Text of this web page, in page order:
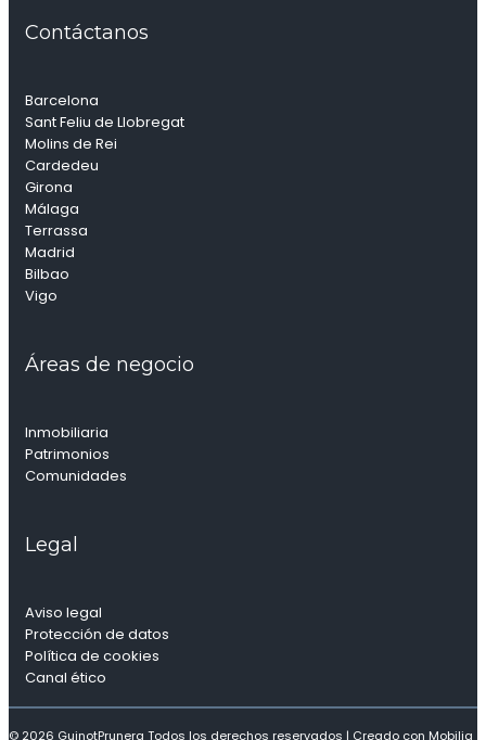
Contáctanos
Barcelona
Sant Feliu de Llobregat
Molins de Rei
Cardedeu
Girona
Málaga
Terrassa
Madrid
Bilbao
Vigo
Áreas de negocio
Inmobiliaria
Patrimonios
Comunidades
Legal
Aviso legal
Protección de datos
Política de cookies
Canal ético
© 2026 GuinotPrunera Todos los derechos reservados | Creado con Mobilia